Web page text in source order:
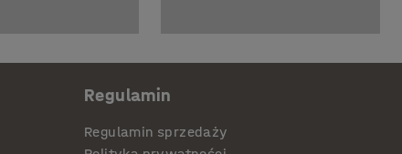
Regulamin
Regulamin sprzedaży